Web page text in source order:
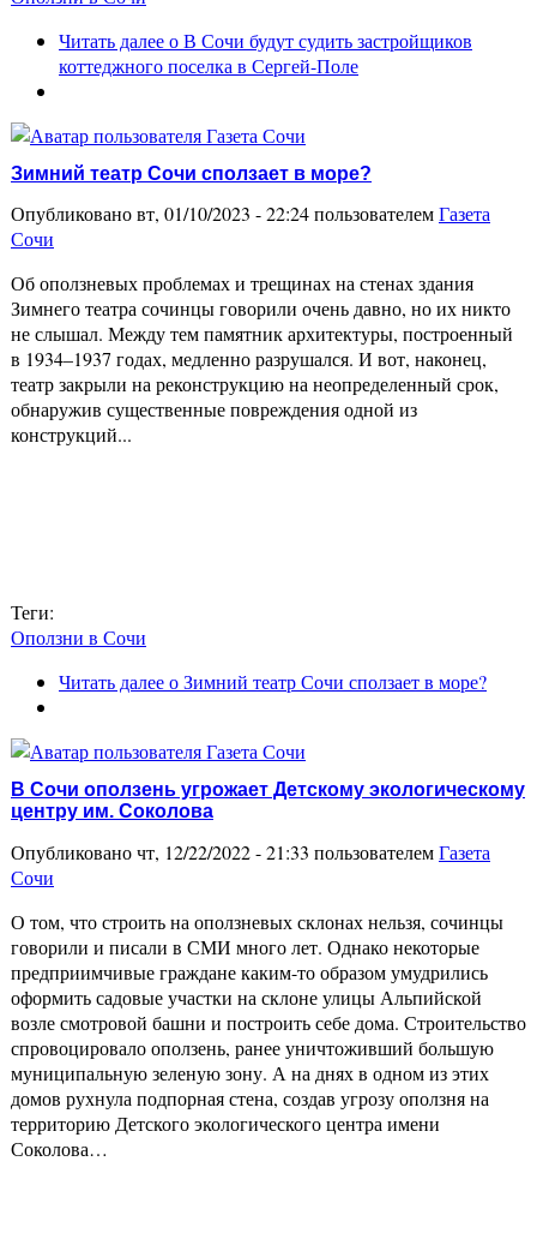
Читать далеео В Сочи будут судить застройщиков
коттеджного поселка в Сергей-Поле
Зимний театр Сочи сползает в море?
Опубликовано вт, 01/10/2023 - 22:24 пользователемГазета
Сочи
Об оползневых проблемах и трещинах на стенах здания
Зимнего театра сочинцы говорили очень давно, но их никто
не слышал. Между тем памятник архитектуры, построенный
в 1934–1937 годах, медленно разрушался. И вот, наконец,
театр закрыли на реконструкцию на неопределенный срок,
обнаружив существенные повреждения одной из
конструкций...
Теги:
Оползни в Сочи
Читать далеео Зимний театр Сочи сползает в море?
В Сочи оползень угрожает Детскому экологическому
центру им. Соколова
Опубликовано чт, 12/22/2022 - 21:33 пользователемГазета
Сочи
О том, что строить на оползневых склонах нельзя, сочинцы
говорили и писали в СМИ много лет. Однако некоторые
предприимчивые граждане каким-то образом умудрились
оформить садовые участки на склоне улицы Альпийской
возле смотровой башни и построить себе дома. Строительство
спровоцировало оползень, ранее уничтоживший большую
муниципальную зеленую зону. А на днях в одном из этих
домов рухнула подпорная стена, создав угрозу оползня на
территорию Детского экологического центра имени
Соколова…